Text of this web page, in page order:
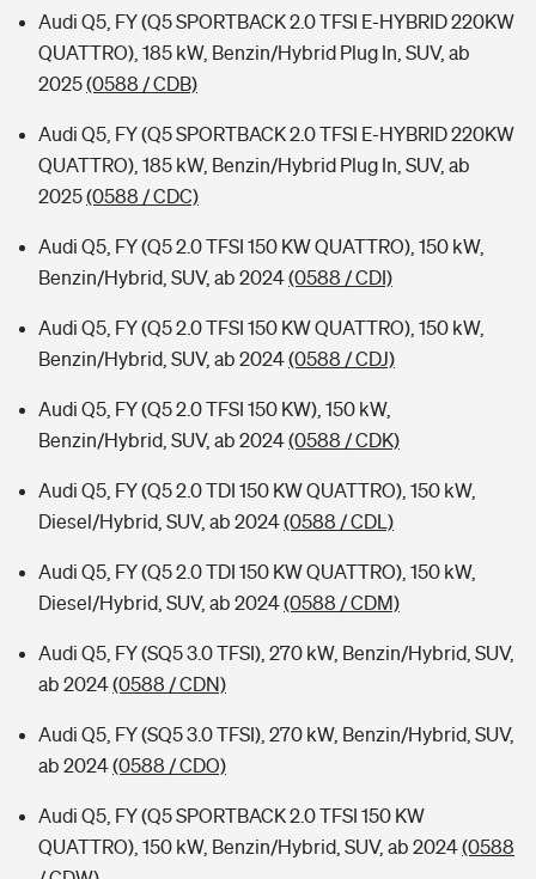
Audi Q5, FY (Q5 SPORTBACK 2.0 TFSI E-HYBRID 220KW
QUATTRO), 185 kW, Benzin/Hybrid Plug In, SUV, ab
2025(0588 / CDB)
Audi Q5, FY (Q5 SPORTBACK 2.0 TFSI E-HYBRID 220KW
QUATTRO), 185 kW, Benzin/Hybrid Plug In, SUV, ab
2025(0588 / CDC)
Audi Q5, FY (Q5 2.0 TFSI 150 KW QUATTRO), 150 kW,
Benzin/Hybrid, SUV, ab 2024(0588 / CDI)
Audi Q5, FY (Q5 2.0 TFSI 150 KW QUATTRO), 150 kW,
Benzin/Hybrid, SUV, ab 2024(0588 / CDJ)
Audi Q5, FY (Q5 2.0 TFSI 150 KW), 150 kW,
Benzin/Hybrid, SUV, ab 2024(0588 / CDK)
Audi Q5, FY (Q5 2.0 TDI 150 KW QUATTRO), 150 kW,
Diesel/Hybrid, SUV, ab 2024(0588 / CDL)
Audi Q5, FY (Q5 2.0 TDI 150 KW QUATTRO), 150 kW,
Diesel/Hybrid, SUV, ab 2024(0588 / CDM)
Audi Q5, FY (SQ5 3.0 TFSI), 270 kW, Benzin/Hybrid, SUV,
ab 2024(0588 / CDN)
Audi Q5, FY (SQ5 3.0 TFSI), 270 kW, Benzin/Hybrid, SUV,
ab 2024(0588 / CDO)
Audi Q5, FY (Q5 SPORTBACK 2.0 TFSI 150 KW
QUATTRO), 150 kW, Benzin/Hybrid, SUV, ab 2024(0588